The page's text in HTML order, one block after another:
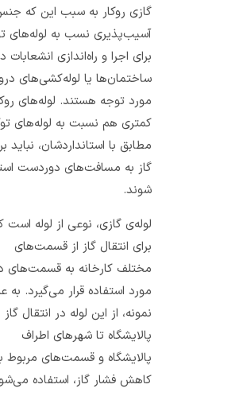
گازی روکار به سبب این که جنس
آسیب‌پذیری نسب به لوله‌های توکار دارند،
برای اجرا و راه‌اندازی انشعابات درون
ساختمان‌ها یا لوله‌کشی‌های درون‌شهری،
مورد توجه هستند. لوله‌های روکار، قیمت
کمتری هم نسبت به لوله‌های توکار دارند و
مطابق با استانداردشان، نباید برای انتقال
گاز به مسافت‌های دوردست استفاده
لوله‌ی گازی، نوعی از لوله است که
برای انتقال گاز از قسمت‌های
مختلف کارخانه به قسمت‌های دیگر،
مورد استفاده قرار می‌گیرد. به عنوان
نمونه، از این لوله در انتقال گاز از
پالایشگاه تا شهرهای اطراف
پالایشگاه و قسمت‌های مربوط به
کاهش فشار گاز، استفاده می‌شود.